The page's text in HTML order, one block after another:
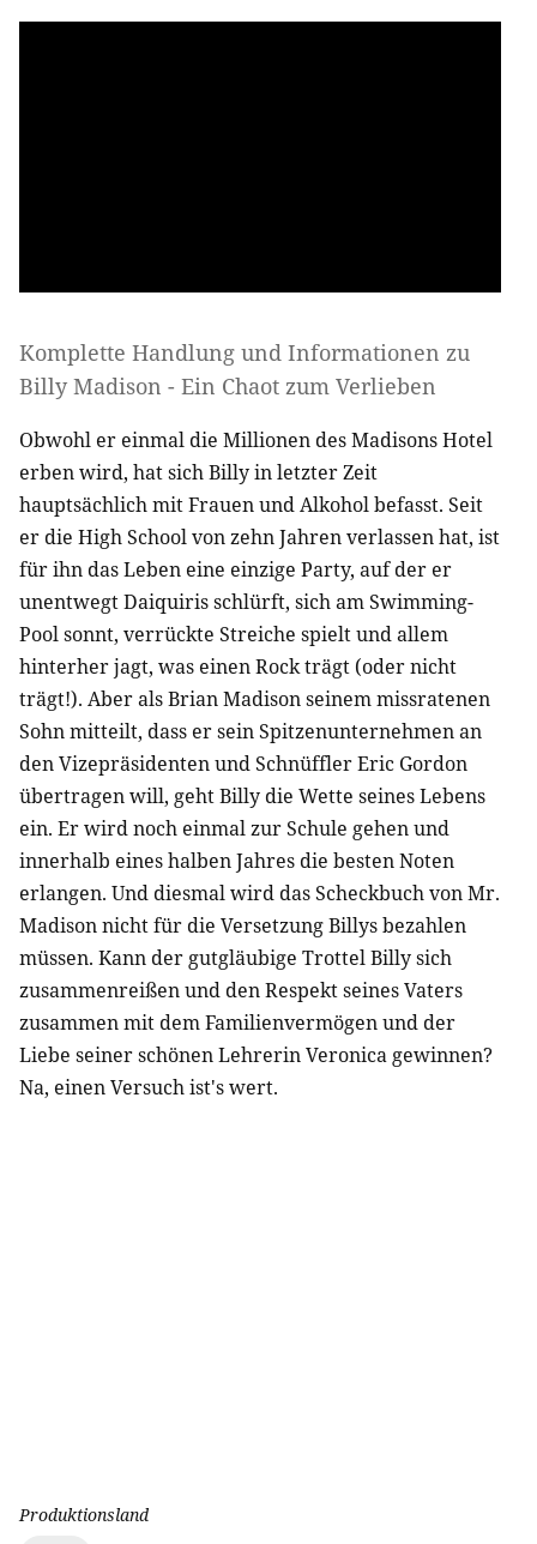
Komplette Handlung und Informationen zu
Billy Madison - Ein Chaot zum Verlieben
Obwohl er einmal die Millionen des Madisons Hotel
erben wird, hat sich Billy in letzter Zeit
hauptsächlich mit Frauen und Alkohol befasst. Seit
er die High School von zehn Jahren verlassen hat, ist
für ihn das Leben eine einzige Party, auf der er
unentwegt Daiquiris schlürft, sich am Swimming-
Pool sonnt, verrückte Streiche spielt und allem
hinterher jagt, was einen Rock trägt (oder nicht
trägt!). Aber als Brian Madison seinem missratenen
Sohn mitteilt, dass er sein Spitzenunternehmen an
den Vizepräsidenten und Schnüffler Eric Gordon
übertragen will, geht Billy die Wette seines Lebens
ein. Er wird noch einmal zur Schule gehen und
innerhalb eines halben Jahres die besten Noten
erlangen. Und diesmal wird das Scheckbuch von Mr.
Madison nicht für die Versetzung Billys bezahlen
müssen. Kann der gutgläubige Trottel Billy sich
zusammenreißen und den Respekt seines Vaters
zusammen mit dem Familienvermögen und der
Liebe seiner schönen Lehrerin Veronica gewinnen?
Na, einen Versuch ist's wert.
Produktionsland